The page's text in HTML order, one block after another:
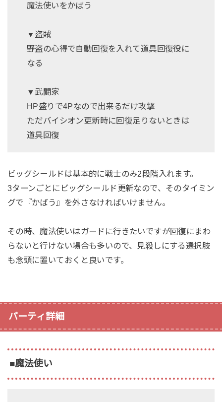
魔法使いをかばう
▼盗賊
野盗の心得で自動回復を入れて道具回復役に
なる
▼武闘家
HP盛りで4Pなので出来るだけ攻撃
ただバイシオン更新時に回復足りないときは
道具回復
ビッグシールドは基本的に戦士のみ2段階入れます。
3ターンごとにビッグシールド更新なので、そのタイミン
グで『かばう』を外さなければいけません。
その時、魔法使いはガードに行きたいですが回復にまわ
らないと行けない場合も多いので、見殺しにする選択肢
も念頭に置いておくと良いです。
パーティ詳細
■魔法使い